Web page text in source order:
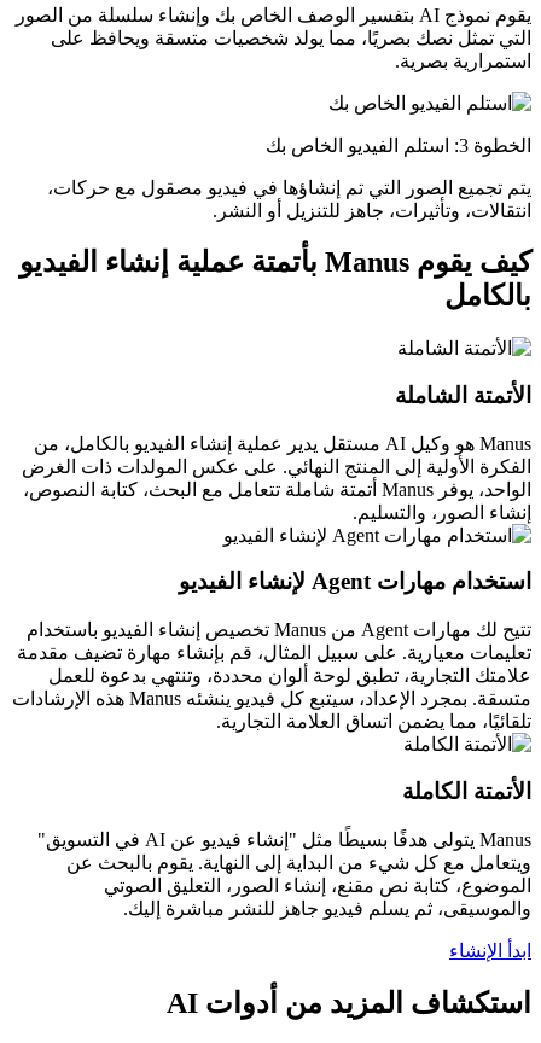
يقوم نموذج AI بتفسير الوصف الخاص بك وإنشاء سلسلة من الصور
التي تمثل نصك بصريًا، مما يولد شخصيات متسقة ويحافظ على
استمرارية بصرية.
الخطوة 3: استلم الفيديو الخاص بك
يتم تجميع الصور التي تم إنشاؤها في فيديو مصقول مع حركات،
انتقالات، وتأثيرات، جاهز للتنزيل أو النشر.
كيف يقوم Manus بأتمتة عملية إنشاء الفيديو
بالكامل
الأتمتة الشاملة
Manus هو وكيل AI مستقل يدير عملية إنشاء الفيديو بالكامل، من
الفكرة الأولية إلى المنتج النهائي. على عكس المولدات ذات الغرض
الواحد، يوفر Manus أتمتة شاملة تتعامل مع البحث، كتابة النصوص،
إنشاء الصور، والتسليم.
استخدام مهارات Agent لإنشاء الفيديو
تتيح لك مهارات Agent من Manus تخصيص إنشاء الفيديو باستخدام
تعليمات معيارية. على سبيل المثال، قم بإنشاء مهارة تضيف مقدمة
علامتك التجارية، تطبق لوحة ألوان محددة، وتنتهي بدعوة للعمل
متسقة. بمجرد الإعداد، سيتبع كل فيديو ينشئه Manus هذه الإرشادات
تلقائيًا، مما يضمن اتساق العلامة التجارية.
الأتمتة الكاملة
Manus يتولى هدفًا بسيطًا مثل "إنشاء فيديو عن AI في التسويق"
ويتعامل مع كل شيء من البداية إلى النهاية. يقوم بالبحث عن
الموضوع، كتابة نص مقنع، إنشاء الصور، التعليق الصوتي
والموسيقى، ثم يسلم فيديو جاهز للنشر مباشرة إليك.
ابدأ الإنشاء
استكشاف المزيد من أدوات AI